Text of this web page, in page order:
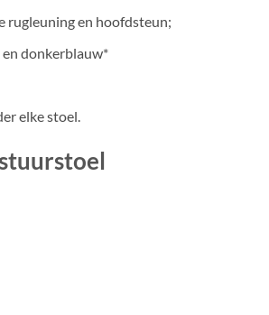
rugleuning en hoofdsteun;
donkerblauw*
elke stoel.